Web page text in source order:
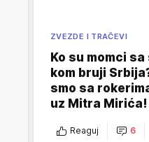
ZVEZDE I TRAČEVI
Ko su momci
kom bruji
smo sa
uz Mitra Mirića!
Reaguj 6